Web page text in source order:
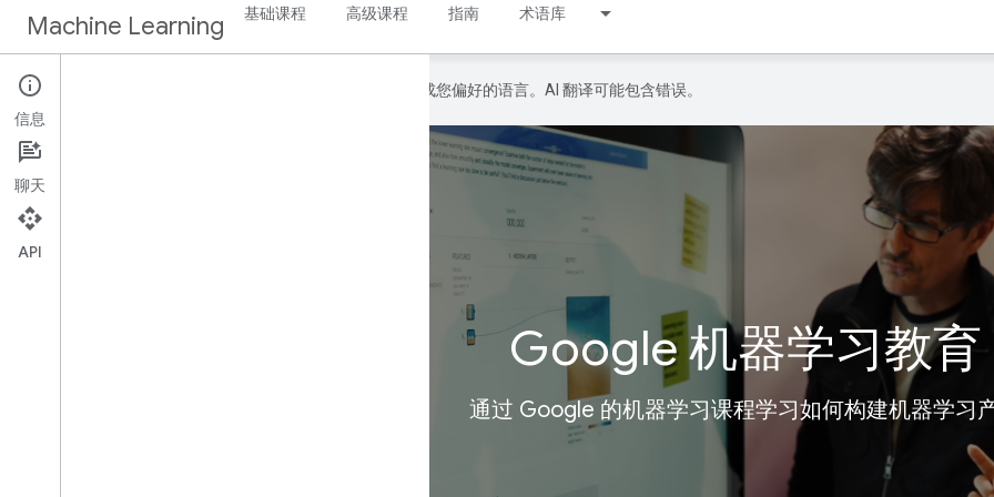
Machine Learning 基础课程 高级课程 指南 术语库
Google 会使用 AI 技术将内容翻译成您偏好的语言。AI 翻译可能包含错误。
信息
聊天
API